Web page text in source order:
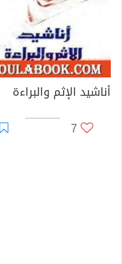
أناشيد الإثم والبراءة
7